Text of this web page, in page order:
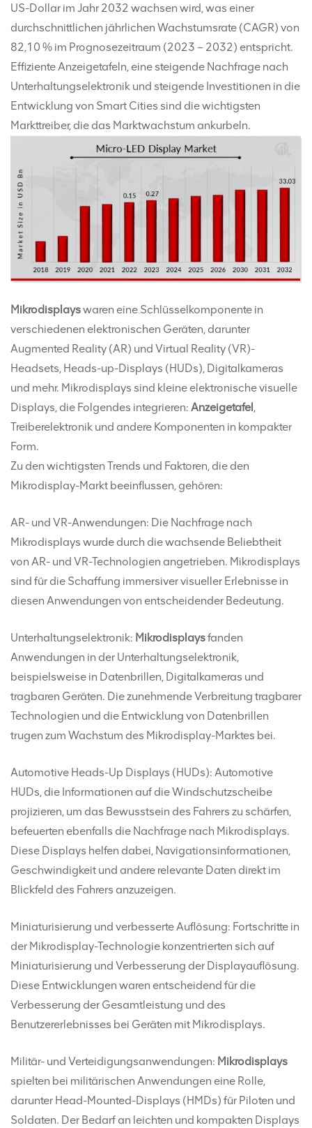
US-Dollar im Jahr 2032 wachsen wird, was einer
durchschnittlichen jährlichen Wachstumsrate (CAGR) von
82,10 % im Prognosezeitraum (2023 – 2032) entspricht.
Effiziente Anzeigetafeln, eine steigende Nachfrage nach
Unterhaltungselektronik und steigende Investitionen in die
Entwicklung von Smart Cities sind die wichtigsten
Markttreiber, die das Marktwachstum ankurbeln.
Mikrodisplayswaren eine Schlüsselkomponente in
verschiedenen elektronischen Geräten, darunter
Augmented Reality (AR) und Virtual Reality (VR)-
Headsets, Heads-up-Displays (HUDs), Digitalkameras
und mehr. Mikrodisplays sind kleine elektronische visuelle
Displays, die Folgendes integrieren: Anzeigetafel,
Treiberelektronik und andere Komponenten in kompakter
Form.
Zu den wichtigsten Trends und Faktoren, die den
Mikrodisplay-Markt beeinflussen, gehören:
AR- und VR-Anwendungen: Die Nachfrage nach
Mikrodisplays wurde durch die wachsende Beliebtheit
von AR- und VR-Technologien angetrieben. Mikrodisplays
sind für die Schaffung immersiver visueller Erlebnisse in
diesen Anwendungen von entscheidender Bedeutung.
Unterhaltungselektronik: Mikrodisplaysfanden
Anwendungen in der Unterhaltungselektronik,
beispielsweise in Datenbrillen, Digitalkameras und
tragbaren Geräten. Die zunehmende Verbreitung tragbarer
Technologien und die Entwicklung von Datenbrillen
trugen zum Wachstum des Mikrodisplay-Marktes bei.
Automotive Heads-Up Displays (HUDs): Automotive
HUDs, die Informationen auf die Windschutzscheibe
projizieren, um das Bewusstsein des Fahrers zu schärfen,
befeuerten ebenfalls die Nachfrage nach Mikrodisplays.
Diese Displays helfen dabei, Navigationsinformationen,
Geschwindigkeit und andere relevante Daten direkt im
Blickfeld des Fahrers anzuzeigen.
Miniaturisierung und verbesserte Auflösung: Fortschritte in
der Mikrodisplay-Technologie konzentrierten sich auf
Miniaturisierung und Verbesserung der Displayauflösung.
Diese Entwicklungen waren entscheidend für die
Verbesserung der Gesamtleistung und des
Benutzererlebnisses bei Geräten mit Mikrodisplays.
Militär- und Verteidigungsanwendungen: Mikrodisplays
spielten bei militärischen Anwendungen eine Rolle,
darunter Head-Mounted-Displays (HMDs) für Piloten und
Soldaten. Der Bedarf an leichten und kompakten Displays